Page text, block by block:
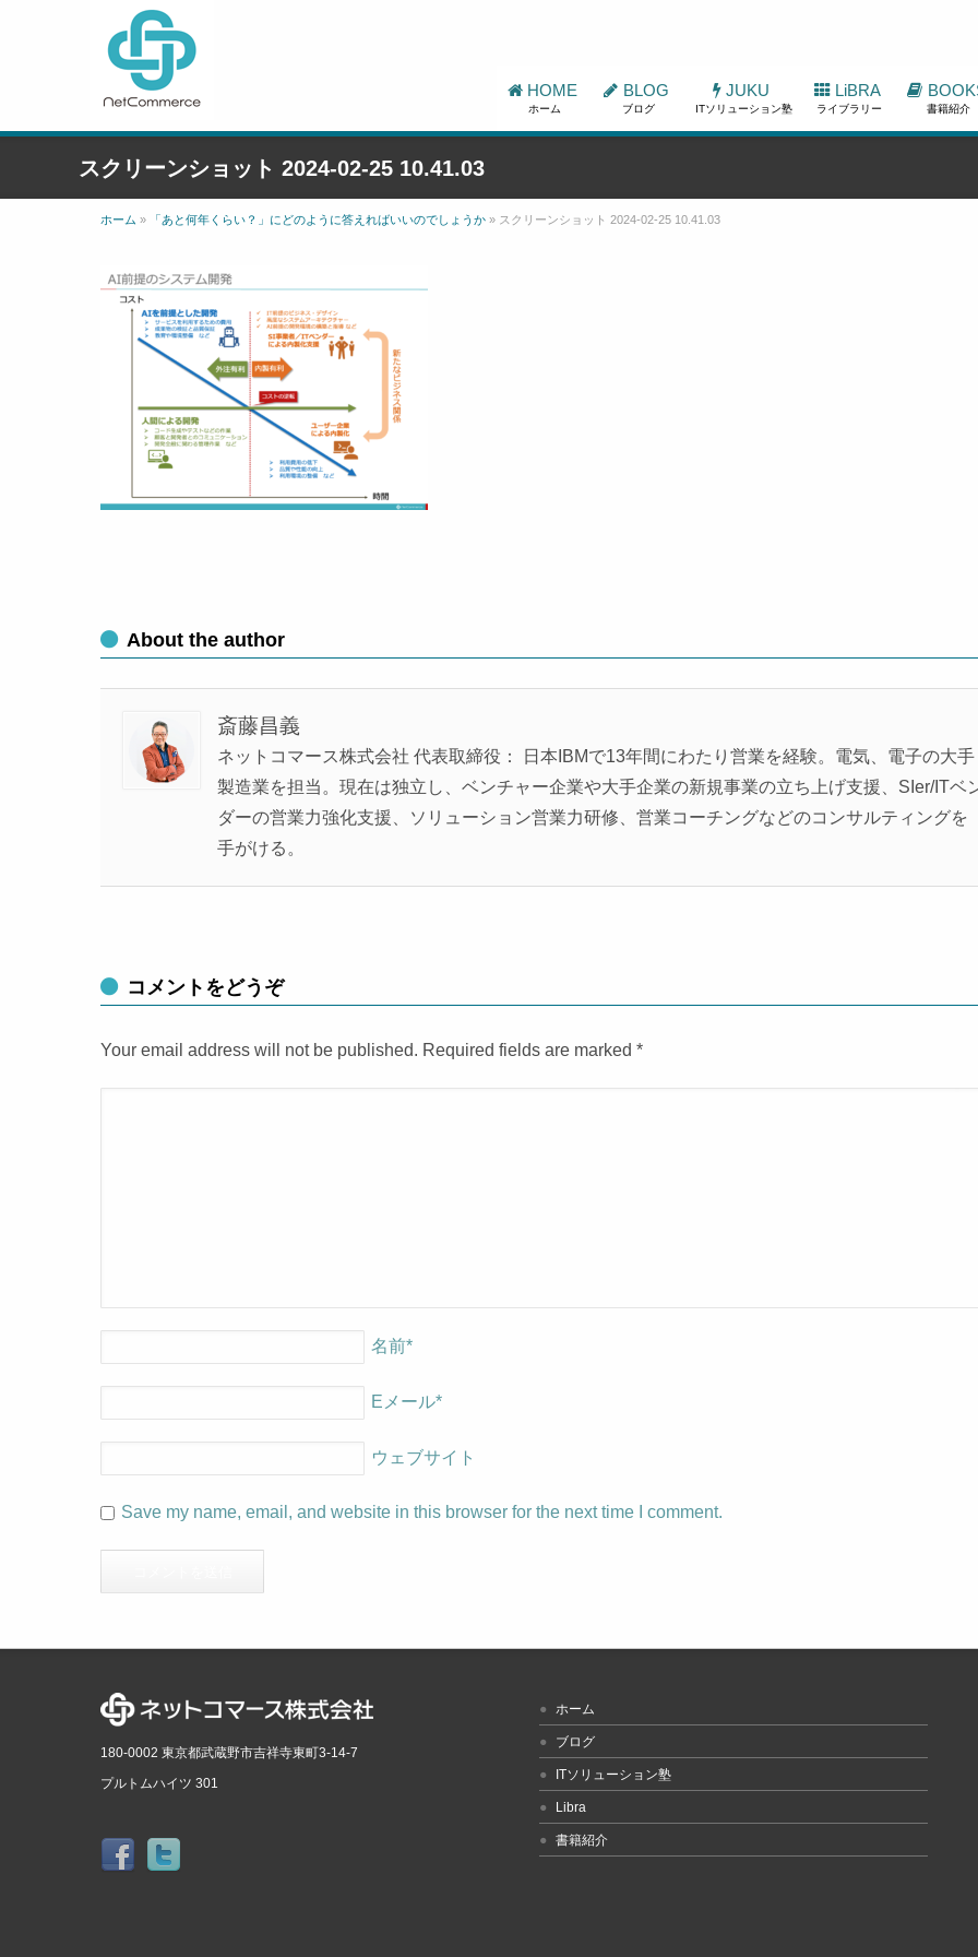
HOME
ホーム
BLOG
ブログ
JUKU
ITソリューション塾
LiBRA
ライブラリー 書籍紹介
スクリーンショット 2024-02-25 10.41.03
ホーム » 「あと何年くらい？」にどのように答えればいいのでしょうか » スクリーンショット 2024-02-25 10.41.03
About the author
斎藤昌義
ネットコマース株式会社 代表取締役： 日本IBMで13年間にわたり営業を経験。電気、電子の大手
製造業を担当。現在は独立し、ベンチャー企業や大手企業の新規事業の立ち上げ支援、SIer/ITベ
ダーの営業力強化支援、ソリューション営業力研修、営業コーチングなどのコンサルティングを
手がける。
コメントをどうぞ
Your email address will not be published. Required fields are marked *
名前*
Eメール*
ウェブサイト
Save my name, email, and website in this browser for the next time I comment.
180-0002 東京都武蔵野市吉祥寺東町3-14-7
プルトムハイツ 301
ホーム
ブログ
ITソリューション塾
Libra
書籍紹介